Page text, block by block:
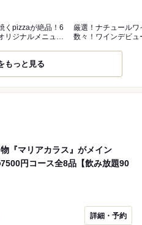
くpizzaが絶品！6
リジナルメニュ
厳選！ナチュールワ
数々！ワインデビュ
もっと見る
『マリアカラス』がメイン
円コース全8品【飲み放題90
詳細・予約